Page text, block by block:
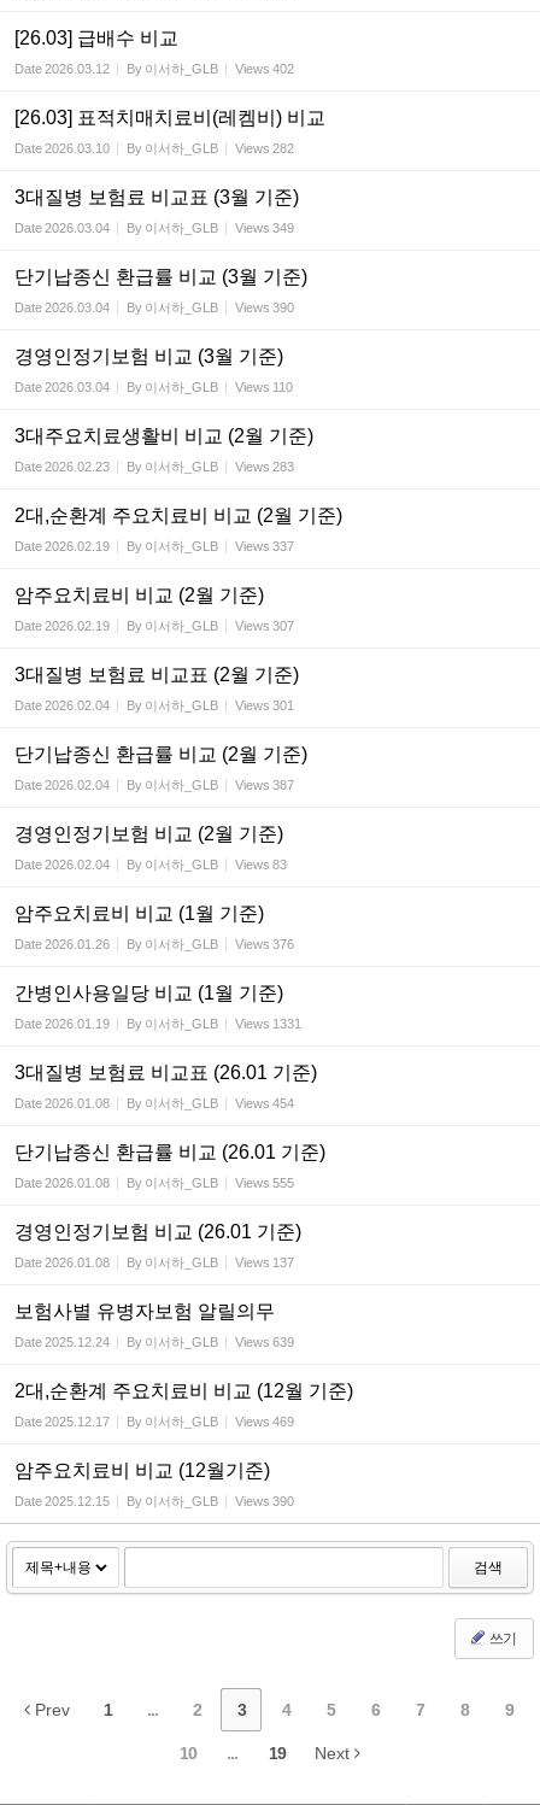
[26.03] 급배수 비교
Date2026.03.12 By 이서하_GLB Views 402
[26.03] 표적치매치료비(레켐비) 비교
Date2026.03.10 By 이서하_GLB Views 282
3대질병 보험료 비교표 (3월 기준)
Date2026.03.04 By 이서하_GLB Views 349
단기납종신 환급률 비교 (3월 기준)
Date2026.03.04 By 이서하_GLB Views 390
경영인정기보험 비교 (3월 기준)
Date2026.03.04 By 이서하_GLB Views 110
3대주요치료생활비 비교 (2월 기준)
Date2026.02.23 By 이서하_GLB Views 283
2대,순환계 주요치료비 비교 (2월 기준)
Date2026.02.19 By 이서하_GLB Views 337
암주요치료비 비교 (2월 기준)
Date2026.02.19 By 이서하_GLB Views 307
3대질병 보험료 비교표 (2월 기준)
Date2026.02.04 By 이서하_GLB Views 301
단기납종신 환급률 비교 (2월 기준)
Date2026.02.04 By 이서하_GLB Views 387
경영인정기보험 비교 (2월 기준)
Date2026.02.04 By 이서하_GLB Views 83
암주요치료비 비교 (1월 기준)
Date2026.01.26 By 이서하_GLB Views 376
간병인사용일당 비교 (1월 기준)
Date2026.01.19 By 이서하_GLB Views 1331
3대질병 보험료 비교표 (26.01 기준)
Date2026.01.08 By 이서하_GLB Views 454
단기납종신 환급률 비교 (26.01 기준)
Date2026.01.08 By 이서하_GLB Views 555
경영인정기보험 비교 (26.01 기준)
Date2026.01.08 By 이서하_GLB Views 137
보험사별 유병자보험 알릴의무
Date2025.12.24 By 이서하_GLB Views 639
2대,순환계 주요치료비 비교 (12월 기준)
Date2025.12.17 By 이서하_GLB Views 469
암주요치료비 비교 (12월기준)
Date2025.12.15 By 이서하_GLB Views 390
검색
쓰기
Prev 1 ... 2 3 4 5 6 7 8 9
10 ... 19 Next